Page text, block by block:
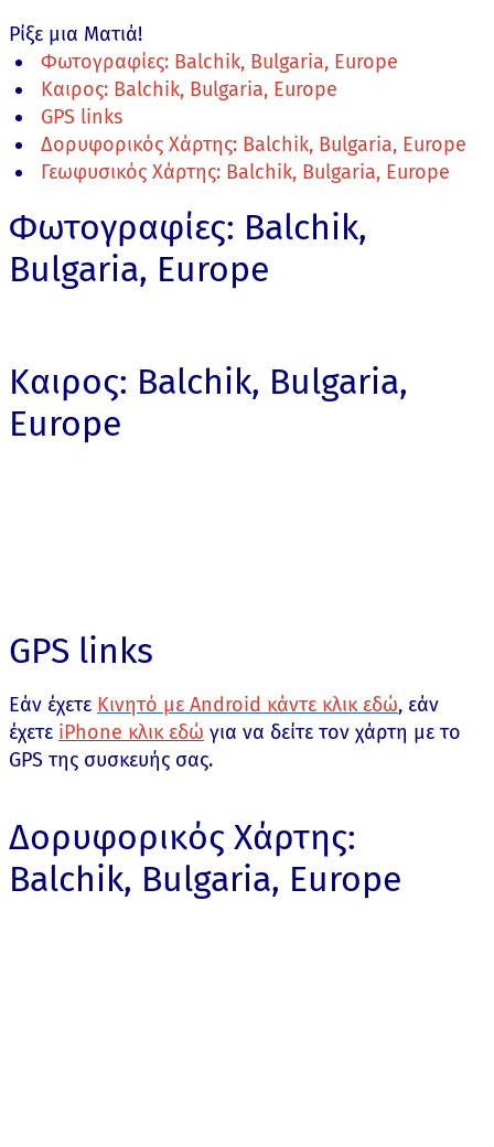
Ρίξε μια Ματιά!
Φωτογραφίες: Balchik, Bulgaria, Europe
Καιρος: Balchik, Bulgaria, Europe
GPS links
Δορυφορικός Χάρτης: Balchik, Bulgaria, Europe
Γεωφυσικός Χάρτης: Balchik, Bulgaria, Europe
Φωτογραφίες: Balchik,
Bulgaria, Europe
Καιρος: Balchik, Bulgaria,
Europe
GPS links
Εάν έχετε Κινητό με Android κάντε κλικ εδώ, εάν
έχετε iPhone κλικ εδώ για να δείτε τον χάρτη με το
GPS της συσκευής σας.
Δορυφορικός Χάρτης:
Balchik, Bulgaria, Europe